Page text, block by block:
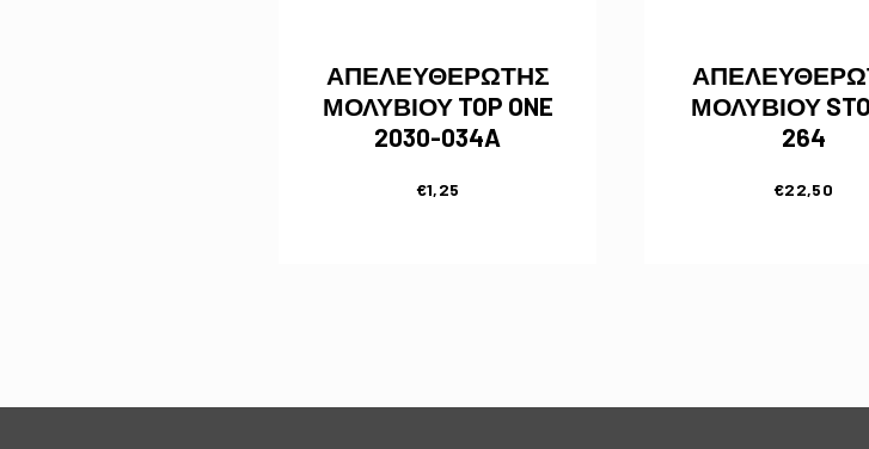
ΑΠΕΛΕΥΘΕΡΩΤΗΣ
ΜΟΛΥΒΙΟΥ TOP ONE
2030-034A
€1,25
ΜΟΛΥΒΙΟΥ
264
€22,50